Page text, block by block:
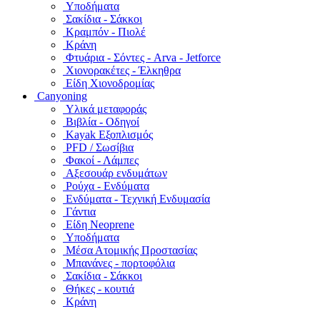
Υποδήματα
Σακίδια - Σάκκοι
Κραμπόν - Πιολέ
Κράνη
Φτυάρια - Σόντες - Arva - Jetforce
Χιονορακέτες - Έλκηθρα
Είδη Χιονοδρομίας
Canyoning
Υλικά μεταφοράς
Βιβλία - Οδηγοί
Kayak Εξοπλισμός
PFD / Σωσίβια
Φακοί - Λάμπες
Αξεσουάρ ενδυμάτων
Ρούχα - Ενδύματα
Ενδύματα - Τεχνική Ενδυμασία
Γάντια
Είδη Neoprene
Υποδήματα
Μέσα Ατομικής Προστασίας
Μπανάνες - πορτοφόλια
Σακίδια - Σάκκοι
Θήκες - κουτιά
Κράνη